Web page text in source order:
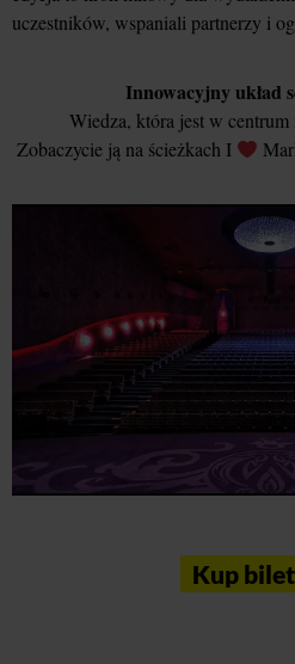
uczestników, wspaniali partnerzy i
Innowacyjny układ
Wiedza, która jest w
Zobaczycie ją na ścieżkach I
Kup